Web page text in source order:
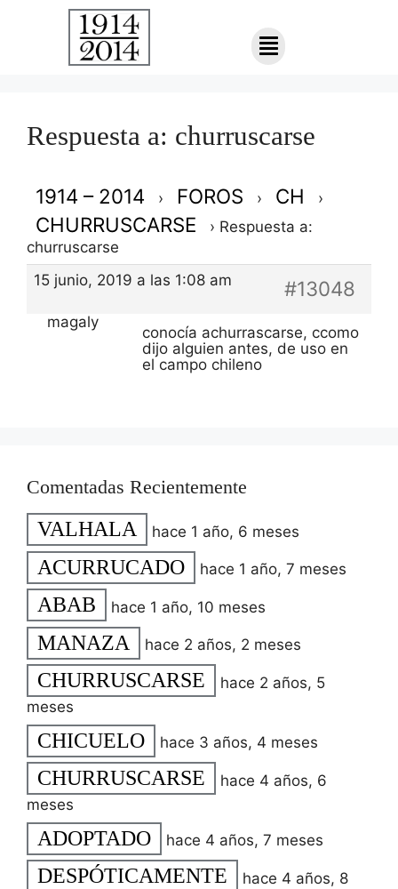
Respuesta a: churruscarse
1914 – 2014 › FOROS › CH ›
CHURRUSCARSE › Respuesta a:
churruscarse
15 junio, 2019 a las 1:08 am
#13048
magaly
conocía achurrascarse, ccomo
dijo alguien antes, de uso en
el campo chileno
Comentadas Recientemente
VALHALA hace 1 año, 6 meses
ACURRUCADO hace 1 año, 7 meses
ABAB hace 1 año, 10 meses
MANAZA hace 2 años, 2 meses
CHURRUSCARSE
hace 2 años, 5
meses
CHICUELO hace 3 años, 4 meses
CHURRUSCARSE
hace 4 años, 6
meses
ADOPTADO hace 4 años, 7 meses
DESPÓTICAMENTE
hace 4 años, 8